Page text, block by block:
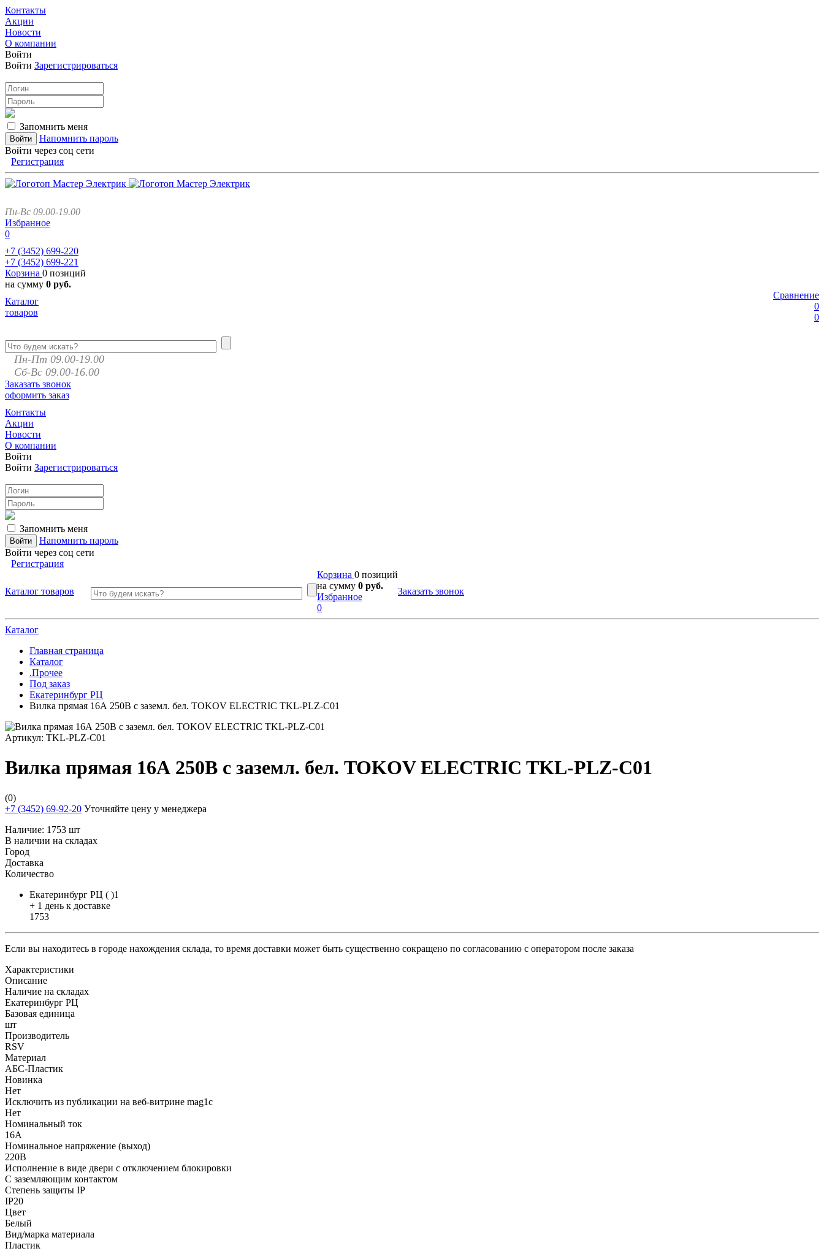
Контакты
Акции
Новости
О компании
Войти
Войти Зарегистрироваться
Запомнить меня
Напомнить пароль
Войти через соц сети
Регистрация
Пн-Вс 09.00-19.00
Избранное
0
+7 (3452) 699-220
+7 (3452) 699-221
Корзина 0 позиций
на сумму 0 руб.
Сравнение
0
0
Каталог
товаров
Пн-Пт 09.00-19.00
Сб-Вс 09.00-16.00
Заказать звонок
оформить заказ
Контакты
Акции
Новости
О компании
Войти
Войти Зарегистрироваться
Запомнить меня
Напомнить пароль
Войти через соц сети
Регистрация
Каталог товаров
Корзина 0 позиций
на сумму 0 руб.
Избранное
0
Заказать звонок
Каталог
Главная страница
Каталог
.Прочее
Под заказ
Екатеринбург РЦ
Вилка прямая 16А 250В с заземл. бел. TOKOV ELECTRIC TKL-PLZ-C01
Артикул: TKL-PLZ-C01
Вилка прямая 16А 250В с заземл. бел. TOKOV ELECTRIC TKL-PLZ-C01
(0)
+7 (3452) 69-92-20 Уточняйте цену у менеджера
Наличие: 1753 шт
В наличии на складах
Город
Доставка
Количество
Екатеринбург РЦ ( )1
+ 1 день к доставке
1753
Если вы находитесь в городе нахождения склада, то время доставки может быть существенно сокращено по согласованию с оператором после заказа
Характеристики
Описание
Наличие на складах
Екатеринбург РЦ
Базовая единица
шт
Производитель
RSV
Материал
АБС-Пластик
Новинка
Нет
Исключить из публикации на веб-витрине mag1c
Нет
Номинальный ток
16А
Номинальное напряжение (выход)
220В
Исполнение в виде двери с отключением блокировки
С заземляющим контактом
Степень защиты IP
IP20
Цвет
Белый
Вид/марка материала
Пластик